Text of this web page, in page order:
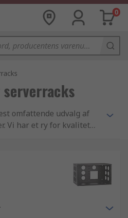
0
omfattende udvalg af
Vi har et ry for kvalitet
varer i vores database
højeste standarder
bliver virksomhedskunde